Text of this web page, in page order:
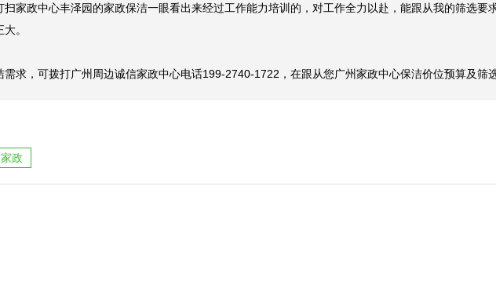
扫家政中心丰泽园的家政保洁一眼看出来经过工作能力培训的，对工作全力以赴，能跟从我的筛选
。
需求，可拨打广州周边诚信家政中心电话199-2740-1722，在跟从您广州家政中心保洁价位预算及筛
家政